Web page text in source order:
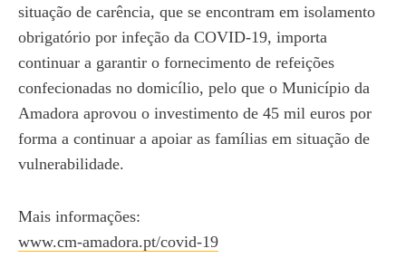
situação de carência, que se encontram em isolamento
obrigatório por infeção da COVID-19, importa
continuar a garantir o fornecimento de refeições
confecionadas no domicílio, pelo que o Município da
Amadora aprovou o investimento de 45 mil euros por
forma a continuar a apoiar as famílias em situação de
vulnerabilidade.
Mais informações:
www.cm-amadora.pt/covid-19